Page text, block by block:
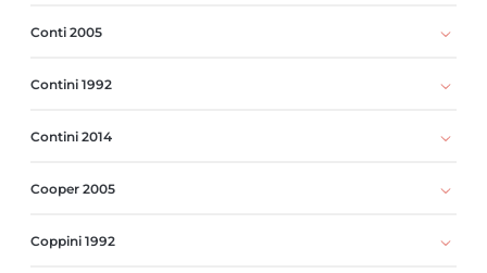
Conti 2005
Contini 1992
Contini 2014
Cooper 2005
Coppini 1992